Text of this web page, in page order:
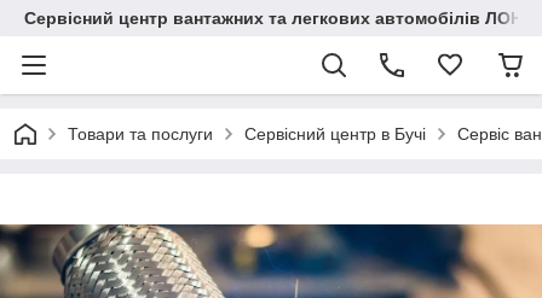
Сервісний центр вантажних та легкових автомобілів
Товари та послуги Сервісний центр в Бучі Сервіс